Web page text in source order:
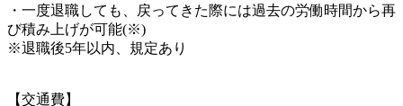
・一度退職しても、戻ってきた際には過去の労働時間から再
び積み上げが可能(※)
※退職後5年以内、規定あり
【交通費】